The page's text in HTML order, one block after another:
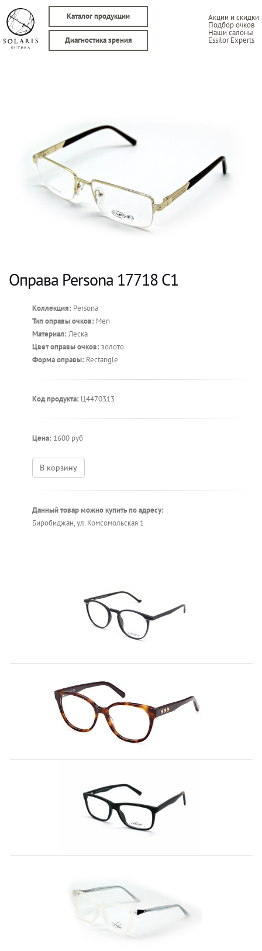
Каталог продукции Акции и скидки
Подбор очков
Наши салоны
Essilor Experts
Диагностика зрения
Оправа Persona 17718 C1
Коллекция: Persona
Тип оправы очков: Men
Материал: Леска
Цвет оправы очков: золото
Форма оправы: Rectangle
Код продукта: Ц4470313
Цена: 1600 руб
В корзину
Данный товар можно купить по адресу:
Биробиджан, ул. Комсомольская 1